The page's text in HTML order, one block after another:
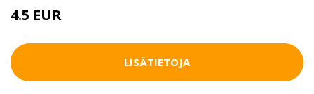
4.5 EUR
LISÄTIETOJA